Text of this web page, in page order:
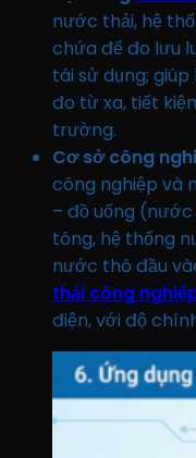
nước thải, hệ
chứa để đo lưu
tái sử dụng;
đo từ xa, tiết
trường.
Cơ sở công
công nghiệp và
– đồ uống
tông, hệ thống
nước thô đầu
thải công
điện, với độ